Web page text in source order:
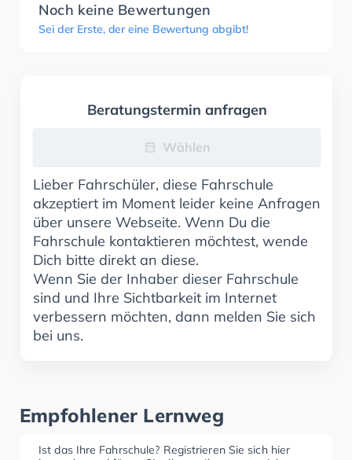
Noch keine Bewertungen
Sei der Erste, der eine Bewertung abgibt!
Beratungstermin anfragen
Wählen
Lieber Fahrschüler, diese Fahrschule
akzeptiert im Moment leider keine Anfragen
über unsere Webseite. Wenn Du die
Fahrschule kontaktieren möchtest, wende
Dich bitte direkt an diese.
Wenn Sie der Inhaber dieser Fahrschule
sind und Ihre Sichtbarkeit im Internet
verbessern möchten, dann melden Sie sich
bei uns.
Empfohlener Lernweg
Ist das Ihre Fahrschule? Registrieren Sie sich hier